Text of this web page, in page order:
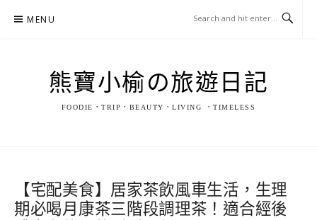
MENU
熊寶小榆の旅遊日記
FOODIE．TRIP．BEAUTY．LIVING ．TIMELESS
【宅配美食】居家茶飲風車生活，生理
期必喝月康茶三階段調理茶！適合經後